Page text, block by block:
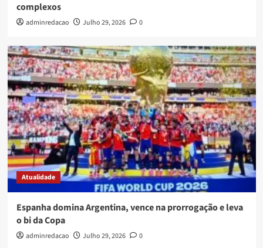
complexos
adminredacao Julho 29, 2026 0
Atualidade
Espanha domina Argentina, vence na prorrogação e leva
o bi da Copa
adminredacao Julho 29, 2026 0